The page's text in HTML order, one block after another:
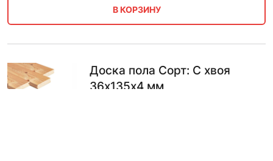
В КОРЗИНУ
Доска пола Сорт: C хвоя
36х135х4 мм